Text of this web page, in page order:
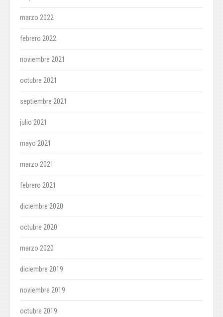
marzo 2022
febrero 2022
noviembre 2021
octubre 2021
septiembre 2021
julio 2021
mayo 2021
marzo 2021
febrero 2021
diciembre 2020
octubre 2020
marzo 2020
diciembre 2019
noviembre 2019
octubre 2019